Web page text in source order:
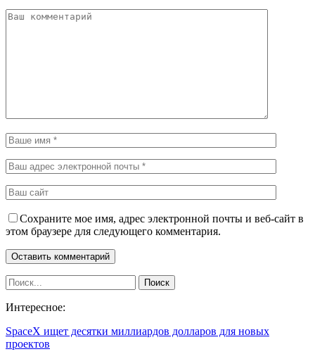
Сохраните мое имя, адрес электронной почты и веб-сайт в
этом браузере для следующего комментария.
Интересное:
SpaceX ищет десятки миллиардов долларов для новых
проектов